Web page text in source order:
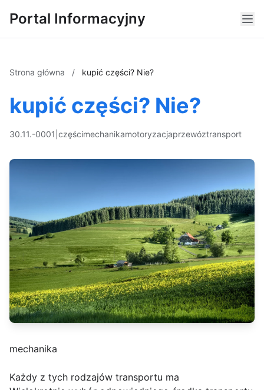
Portal Informacyjny
Strona główna / kupić części? Nie?
kupić części? Nie?
30.11.-0001 częścimechanikamotoryzacjaprzewóztransport
mechanika
Każdy z tych rodzajów transportu ma